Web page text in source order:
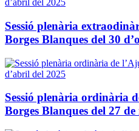
Sessió plenària
Borges Blanques del 30
Sessió plenària ordinària
Borges Blanques del 27